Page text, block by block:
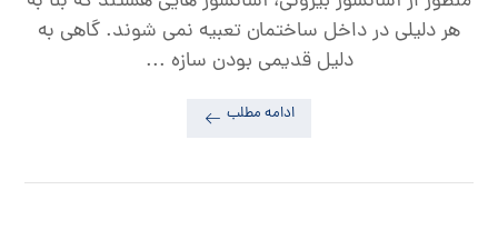
هر دلیلی در داخل ساختمان تعبیه نمی شوند. گاهی به
دلیل قدیمی بودن سازه ...
ادامه مطلب